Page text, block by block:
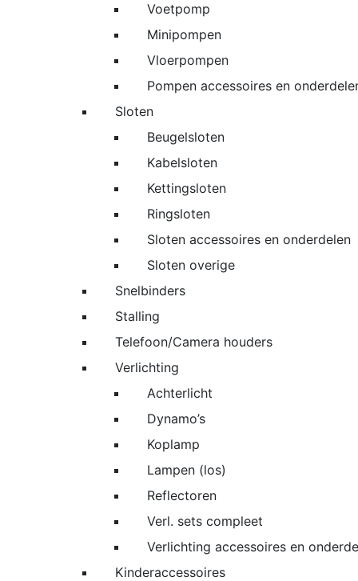
Voetpomp
Minipompen
Vloerpompen
Pompen accessoires en
Sloten
Beugelsloten
Kabelsloten
Kettingsloten
Ringsloten
Sloten accessoires en onderdelen
Sloten overige
Snelbinders
Stalling
Telefoon/Camera houders
Verlichting
Achterlicht
Dynamo’s
Koplamp
Lampen (los)
Reflectoren
Verl. sets compleet
Verlichting accessoires en
Kinderaccessoires